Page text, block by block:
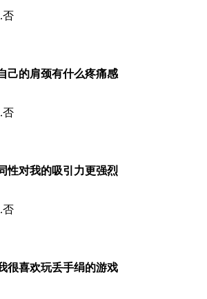
否
己的肩颈有什么疼痛感
否
性对我的吸引力更强烈
否
很喜欢玩丢手绢的游戏